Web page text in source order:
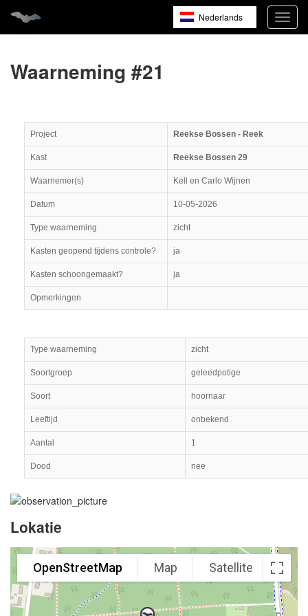
Nederlands
Waarneming #21
Project Reekse Bossen - Reek
Kast Reekse Bossen 29
Waarnemer(s) Kell en Carlo Wijnen
Datum 10-05-2026
Type waarneming zicht
Kasten geopend tijdens controle? ja
Kasten schoongemaakt? ja
Opmerkingen
Type waarneming zicht
Soortgroep geleedpotige
Soort hoornaar
Leeftijd onbekend
Aantal 1
Dood nee
Lokatie
OpenStreetMap Map Satellite